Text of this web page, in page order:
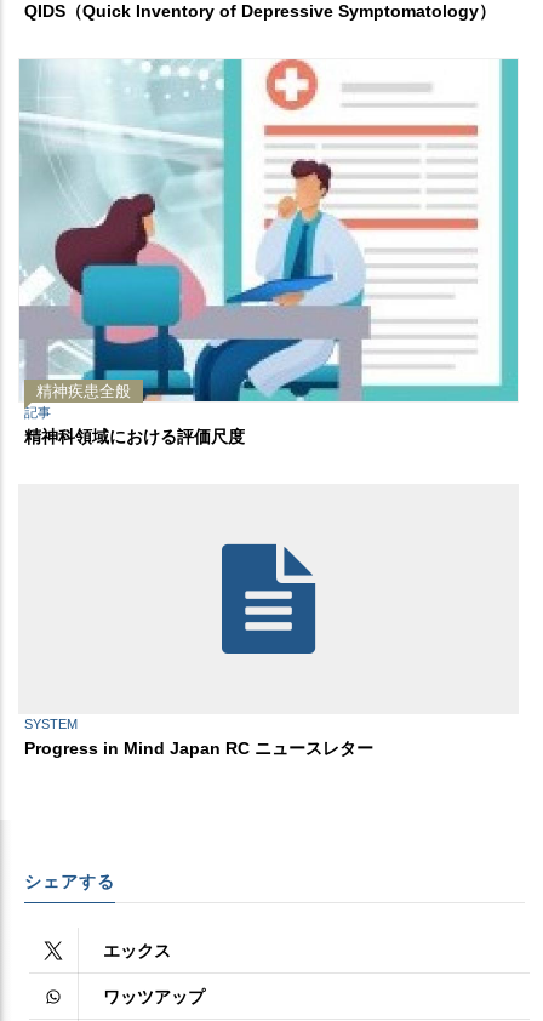
QIDS（Quick Inventory of Depressive Symptomatology）
精神疾患全般
記事
精神科領域における評価尺度
SYSTEM
Progress in Mind Japan RC ニュースレター
シェアする